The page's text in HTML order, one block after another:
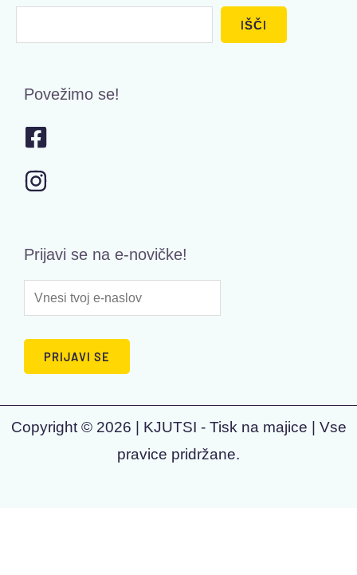
IŠČI
Povežimo se!
Prijavi se na e-novičke!
Copyright © 2026 | KJUTSI - Tisk na majice | Vse
pravice pridržane.